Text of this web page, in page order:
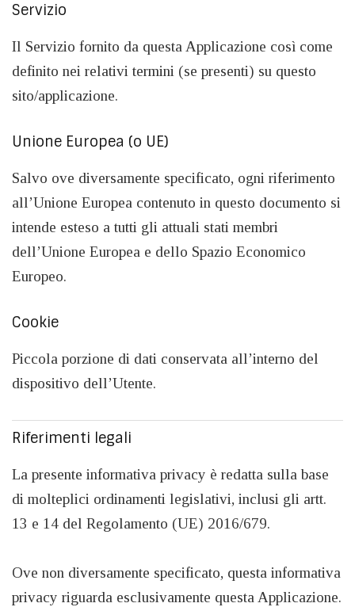
Servizio
Il Servizio fornito da questa Applicazione così come
definito nei relativi termini (se presenti) su questo
sito/applicazione.
Unione Europea (o UE)
Salvo ove diversamente specificato, ogni riferimento
all’Unione Europea contenuto in questo documento si
intende esteso a tutti gli attuali stati membri
dell’Unione Europea e dello Spazio Economico
Europeo.
Cookie
Piccola porzione di dati conservata all’interno del
dispositivo dell’Utente.
Riferimenti legali
La presente informativa privacy è redatta sulla base
di molteplici ordinamenti legislativi, inclusi gli artt.
13 e 14 del Regolamento (UE) 2016/679.
Ove non diversamente specificato, questa informativa
privacy riguarda esclusivamente questa Applicazione.